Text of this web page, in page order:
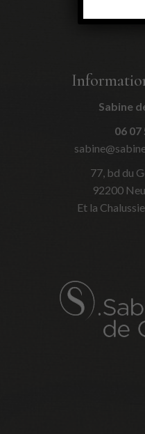
Sabine
06 07
77, bd du
92200
Et la